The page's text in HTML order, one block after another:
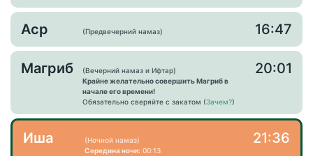
Аср (Предвечерний намаз) 16:47
Магриб
(Вечерний намаз и Ифтар)
Крайне желательно совершить Магриб в
начале его времени!
Обязательно сверяйте с закатом (Зачем?)
20:01
Иша
(Ночной намаз)
Середина ночи: 00:13
21:36